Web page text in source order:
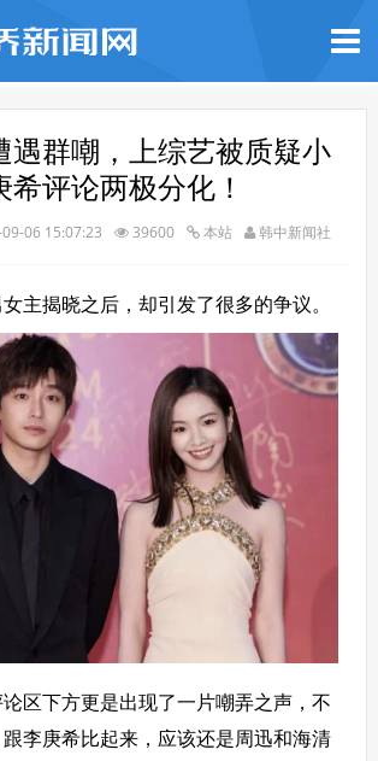
遇群嘲，上综艺被质疑小
希评论两极分化！
06 15:07:23 39600 本站 韩中新闻社
主揭晓之后，却引发了很多的争议。
区下方更是出现了一片嘲弄之声，不
李庚希比起来，应该还是周迅和海清